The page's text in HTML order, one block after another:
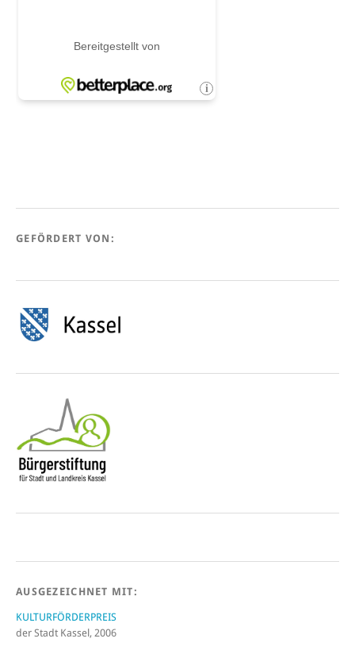
GEFÖRDERT VON:
AUSGEZEICHNET MIT:
KULTURFÖRDERPREIS
der Stadt Kassel, 2006